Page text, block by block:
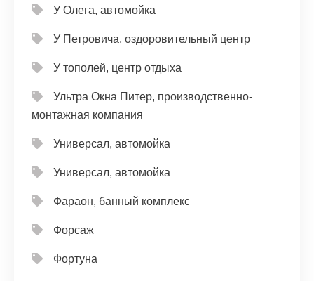
У Олега, автомойка
У Петровича, оздоровительный центр
У тополей, центр отдыха
Ультра Окна Питер, производственно-
монтажная компания
Универсал, автомойка
Универсал, автомойка
Фараон, банный комплекс
Форсаж
Фортуна